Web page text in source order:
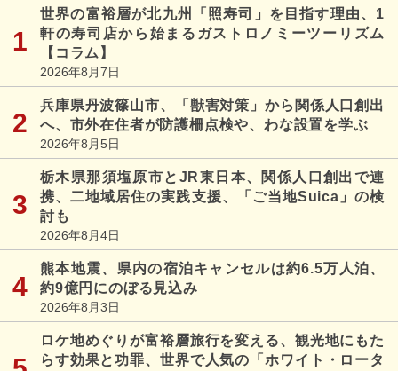
世界の富裕層が北九州「照寿司」を目指す理由、1
軒の寿司店から始まるガストロノミーツーリズム
【コラム】
2026年8月7日
兵庫県丹波篠山市、「獣害対策」から関係人口創出
へ、市外在住者が防護柵点検や、わな設置を学ぶ
2026年8月5日
栃木県那須塩原市とJR東日本、関係人口創出で連
携、二地域居住の実践支援、「ご当地Suica」の検
討も
2026年8月4日
熊本地震、県内の宿泊キャンセルは約6.5万人泊、
約9億円にのぼる見込み
2026年8月3日
ロケ地めぐりが富裕層旅行を変える、観光地にもた
らす効果と功罪、世界で人気の「ホワイト・ロータ